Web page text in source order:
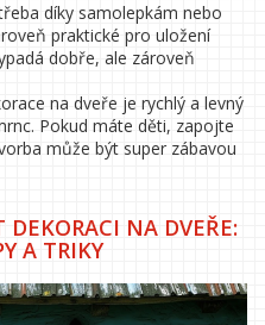
díky samolepkám nebo
praktické pro uložení
dobře, ale zároveň
na dveře je rychlý a levný
Pokud máte děti, zapojte
může být super zábavou
DEKORACI NA DVEŘE:
A TRIKY